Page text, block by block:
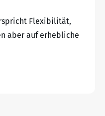
Flexibilität,
aber auf erhebliche